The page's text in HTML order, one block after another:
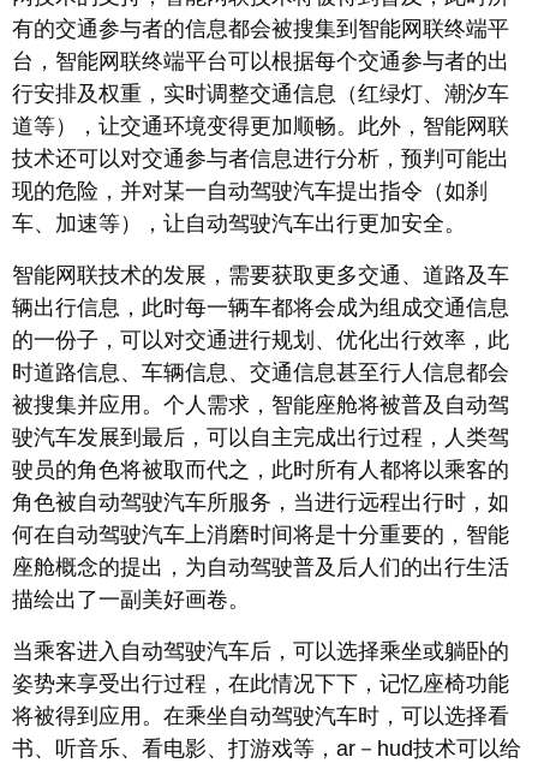
有的交通参与者的信息都会被搜集到智能网联终端平
台，智能网联终端平台可以根据每个交通参与者的出
行安排及权重，实时调整交通信息（红绿灯、潮汐车
道等），让交通环境变得更加顺畅。此外，智能网联
技术还可以对交通参与者信息进行分析，预判可能出
现的危险，并对某一自动驾驶汽车提出指令（如刹
车、加速等），让自动驾驶汽车出行更加安全。
智能网联技术的发展，需要获取更多交通、道路及车
辆出行信息，此时每一辆车都将会成为组成交通信息
的一份子，可以对交通进行规划、优化出行效率，此
时道路信息、车辆信息、交通信息甚至行人信息都会
被搜集并应用。个人需求，智能座舱将被普及自动驾
驶汽车发展到最后，可以自主完成出行过程，人类驾
驶员的角色将被取而代之，此时所有人都将以乘客的
角色被自动驾驶汽车所服务，当进行远程出行时，如
何在自动驾驶汽车上消磨时间将是十分重要的，智能
座舱概念的提出，为自动驾驶普及后人们的出行生活
描绘出了一副美好画卷。
当乘客进入自动驾驶汽车后，可以选择乘坐或躺卧的
姿势来享受出行过程，在此情况下下，记忆座椅功能
将被得到应用。在乘坐自动驾驶汽车时，可以选择看
书、听音乐、看电影、打游戏等，ar－hud技术可以给